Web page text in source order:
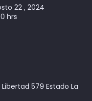
22 , 2024
hrs
579 Estado La